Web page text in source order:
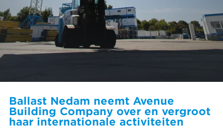
Ballast Nedam neemt Avenue
Building Company over en vergroot
haar internationale activiteiten